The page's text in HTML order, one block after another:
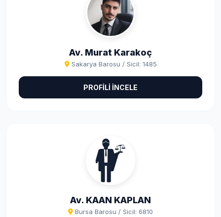
Av. Murat Karakoç
Sakarya Barosu / Sicil: 1485
PROFİLİ İNCELE
Av. KAAN KAPLAN
Bursa Barosu / Sicil: 6810